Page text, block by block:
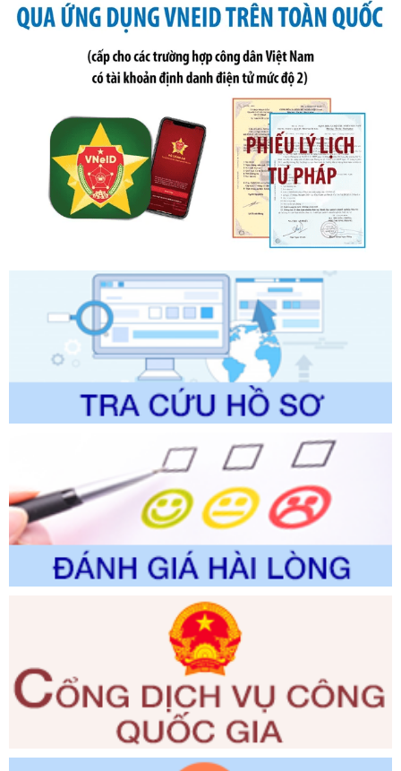
Số kí hiệu:2303/QĐ-UBND
Tên: Quyết định công bố Danh mục thủ tục hành chính mới
ban hành, được sửa đổi, bổ sung, bị bãi bỏ và phê duyệt
Quy trình nội bộ, quy trình điện tử giải quyết thủ tục hành
chính trong một số lĩnh vực thuộc phạm vi chức năng quản
Ngày ban hành: 01/06/2026
Số kí hiệu:2304/QĐ-UBND
Tên: Quyết định công bố Danh mục thủ tục hành chính
được sửa đổi, bổ sung và phê duyệt Quy trình nội bộ, quy
trình điện tử giải quyết thủ tục hành chính trong lĩnh vực Du
lịch thuộc phạm vi chức năng quản lý của Sở Văn hóa, Thể
Số kí hiệu:2310/QĐ-UBND
Tên: Về việc công bố Danh mục thủ tục hành chính sửa
đổi, bổ sung và phê duyệt Quy trình nội bộ, quy trình điện tử
trong giải quyết thủtục hành chính lĩnh vực biến đổi khí hậu
thuộc phạm vi giải quyết của Sở Nông nghiệp và Môi
trường
Ngày ban hành: 01/06/2026
Số kí hiệu:2300/QĐ-UBND
Tên: V/v công bố danh mục thủ tục hành chính được sửa
đổi, bổ sung và phê duyệt quy trình nội bộ, quy trình điện tử
giải quyết thủ tục hành chính trong lĩnh vực Luật sư thuộc
phạm vi chức năng quản lý của Sở Tư pháp
Ngày ban hành: 01/06/2026
Số kí hiệu: 351/2025/NĐ-CP
Tên: Nghị định số 351/2025/NĐ-CP của Chính phủ: Quy
Ngày ban hành: 29/12/2026
3014/QĐ-UBND
Tên: Quyết định về việc công bố danh mục thủ tục hành
chính ban hành mới, sửa đổi bổ sung trong lĩnh vực hỗ trợ
đầu tư, lĩnh vực đấu thầu lựa chọn nhà thầu thuộc thẩm
quyền giải quyết của Sở Tài chính và Ban Quản lý Khu kinh
tế Đông Nam Nghệ An
Ngày ban hành: 23/09/2026